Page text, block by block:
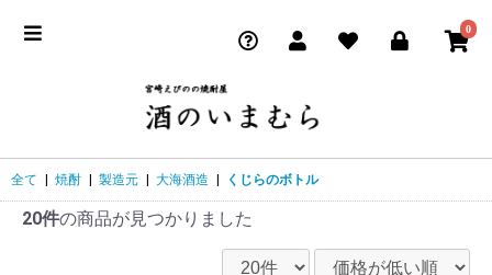
0
全て 焼酎 製造元 大海酒造 くじらのボトル
20件の商品が見つかりました